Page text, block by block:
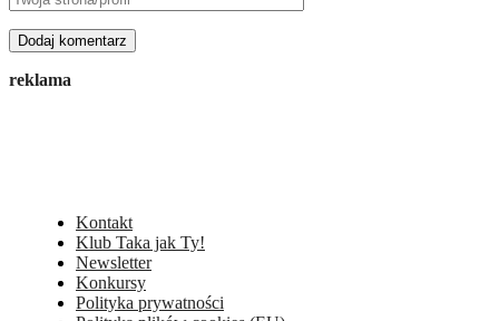
reklama
Kontakt
Klub Taka jak Ty!
Newsletter
Konkursy
Polityka prywatności